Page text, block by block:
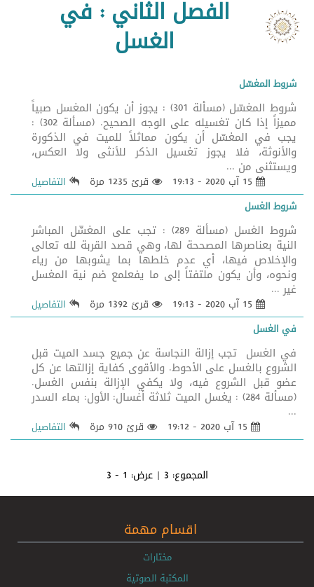
الفصل الثاني : في
الغسل
شروط المغسّل
شروط المغسّل (مسألة 301) : يجوز أن يكون المغسل صبياً
مميزاً إذا كان تغسيله على الوجه الصحيح. (مسألة 302) :
يجب في المغسّل أن يكون مماثلاً للميت في الذكورة
والأنوثة، فلا يجوز تغسيل الذكر للأنثى ولا العكس،
ويستثنى من ...
قرئ 1235 مرة
التفاصيل
شروط الغسل
شروط الغسل (مسألة 289) : تجب على المغسِّل المباشر
النية بعناصرها المصححة لها، وهي قصد القربة لله تعالى
والإخلاص فيها، أي عدم خلطها بما يشوبها من رياء
ونحوه، وأن يكون ملتفتاً إلى ما يفعلمع ضم نية المغسل
غير ...
قرئ 1392 مرة
التفاصيل
في الغسل
في الغسل تجب إزالة النجاسة عن جميع جسد الميت قبل
الشروع بالغسل على الأحوط. والأقوى كفاية إزالتها عن كل
عضو قبل الشروع فيه، ولا يكفي الإزالة بنفس الغسل.
(مسألة 284) : يغسل الميت ثلاثة أغسال: الأول: بماء السدر
...
قرئ 910 مرة التفاصيل
المجموع: 3 | عرض: 1 - 3
اقسام مهمة
مختارات
المكتبة الصوتية